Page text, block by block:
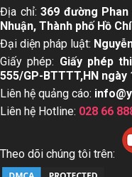
Top 15 dầu gội mọc
tóc cho nam giới tốt
nhất hiện nay
truyện
ý nghĩa tên
Đơn vị chủ Quản:CÔNG
Mã số thuế:0312926237